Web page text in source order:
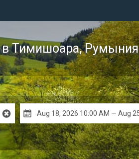
в Тимишоара, Румыния